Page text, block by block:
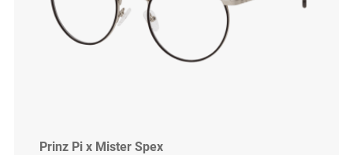
Prinz Pi x Mister Spex